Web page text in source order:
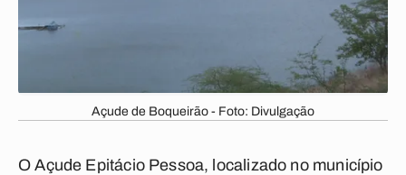
Açude de Boqueirão - Foto: Divulgação
O Açude Epitácio Pessoa, localizado no município